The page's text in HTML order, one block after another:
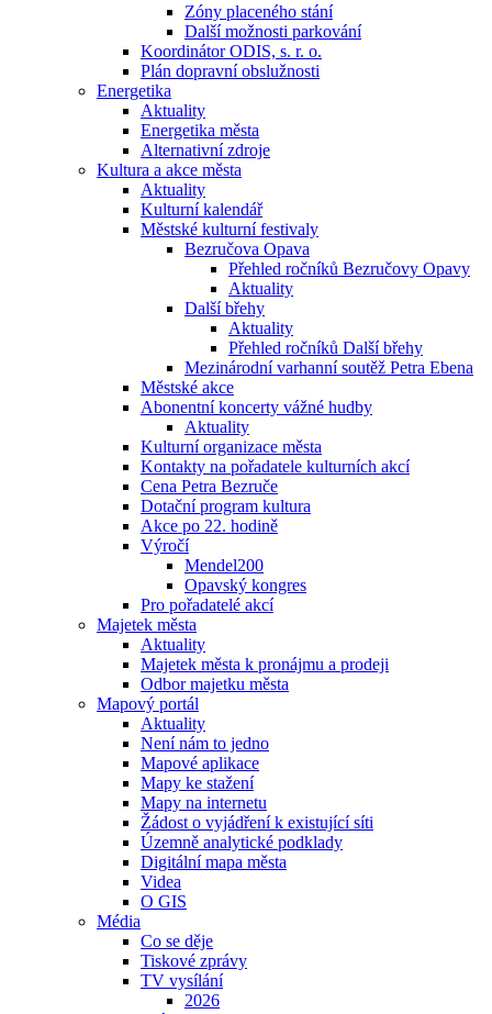
Zóny placeného stání
Další možnosti parkování
Koordinátor ODIS, s. r. o.
Plán dopravní obslužnosti
Energetika
Aktuality
Energetika města
Alternativní zdroje
Kultura a akce města
Aktuality
Kulturní kalendář
Městské kulturní festivaly
Bezručova Opava
Přehled ročníků Bezručovy Opavy
Aktuality
Další břehy
Aktuality
Přehled ročníků Další břehy
Mezinárodní varhanní soutěž Petra Ebena
Městské akce
Abonentní koncerty vážné hudby
Aktuality
Kulturní organizace města
Kontakty na pořadatele kulturních akcí
Cena Petra Bezruče
Dotační program kultura
Akce po 22. hodině
Výročí
Mendel200
Opavský kongres
Pro pořadatelé akcí
Majetek města
Aktuality
Majetek města k pronájmu a prodeji
Odbor majetku města
Mapový portál
Aktuality
Není nám to jedno
Mapové aplikace
Mapy ke stažení
Mapy na internetu
Žádost o vyjádření k existující síti
Územně analytické podklady
Digitální mapa města
Videa
O GIS
Média
Co se děje
Tiskové zprávy
TV vysílání
2026